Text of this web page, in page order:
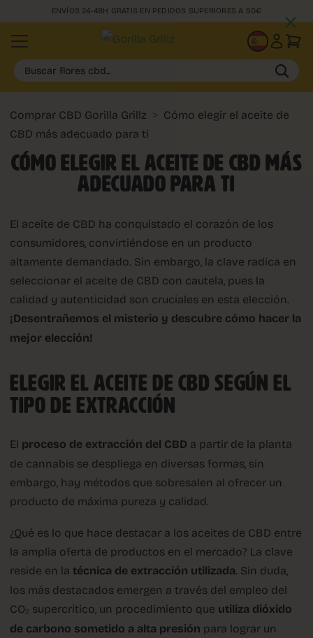
ENVÍOS 24-48H GRATIS EN PEDIDOS SUPERIORES A 50€
ES
Buscar flores cbd...
Comprar CBD Gorilla Grillz > Cómo elegir el aceite de
CBD más adecuado para ti
CÓMO ELEGIR EL ACEITE DE CBD MÁS
ADECUADO PARA TI
El aceite de CBD ha conquistado el corazón de los
consumidores, convirtiéndose en un producto
altamente demandado. Sin embargo, la clave radica en
seleccionar el aceite de CBD con cautela, pues la
calidad y autenticidad son cruciales en esta elección.
¡Desentrañemos el misterio y descubre cómo hacer la
mejor elección!
ELEGIR EL ACEITE DE CBD SEGÚN EL
TIPO DE EXTRACCIÓN
El proceso de extracción del CBD a partir de la planta
de cannabis se despliega en diversas formas, sin
embargo, hay métodos que sobresalen al ofrecer un
producto de máxima pureza y calidad.
¿Qué es lo que hace destacar a los aceites de CBD entre
la amplia oferta de productos en el mercado? La clave
reside en la técnica de extracción utilizada. Sin duda,
los más destacados emergen a través del empleo del
CO₂ supercrítico, un procedimiento que utiliza dióxido
de carbono sometido a alta presión para lograr un